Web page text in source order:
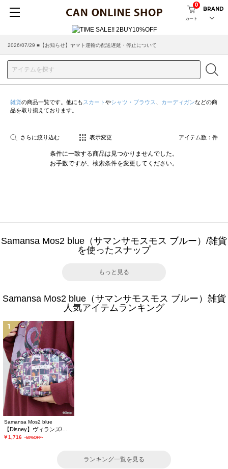
カート
0
BRAND
2026/07/29 ■【お知らせ】ヤマト運輸の配送遅延・停止について
2026/03/18 ■店舗受け取りサービスのご案内
雑貨の商品一覧です。他にも スカート やシャツ・ブラウス カーディガンなどの商
品を取り揃えております。
さらに絞り込む 表示変更 アイテム数： 件
条件に一致する商品は見つかりませんでした。
お手数ですが、検索条件を変更してください。
Samansa Mos2 blue（サマンサモスモス ブルー）/雑貨
を使ったスナップ
もっと見る
Samansa Mos2 blue（サマンサモスモス ブルー）雑貨
人気アイテムランキング
1
Samansa Mos2 blue
￥1,716 -60%OFF-
ランキング一覧を見る